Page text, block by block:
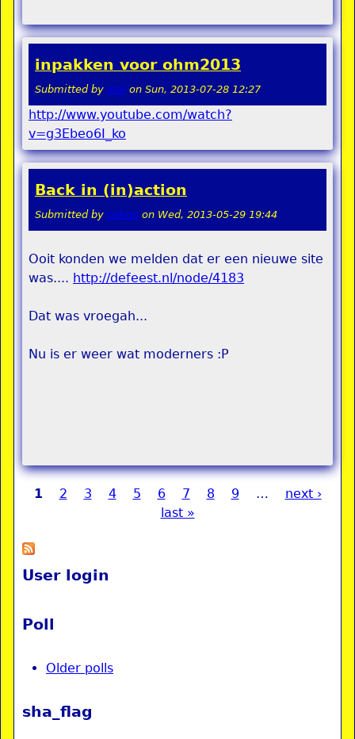
inpakken voor ohm2013
Submitted by stel on Sun, 2013-07-28 12:27
http://www.youtube.com/watch?
v=g3Ebeo6I_ko
Back in (in)action
Submitted by pokon on Wed, 2013-05-29 19:44
Ooit konden we melden dat er een nieuwe site
was.... http://defeest.nl/node/4183
Dat was vroegah...
Nu is er weer wat moderners :P
1 2 3 4 5 6 7 8 9 …
next ›
last »
User login
Poll
Older polls
sha_flag